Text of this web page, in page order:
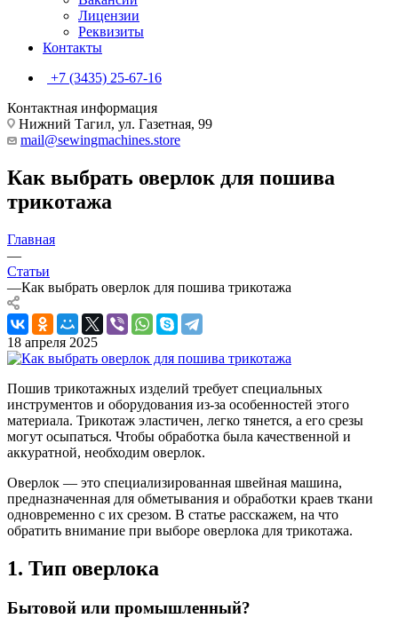
Лицензии
Реквизиты
Контакты
+7 (3435) 25-67-16
Контактная информация
Нижний Тагил, ул. Газетная, 99
mail@sewingmachines.store
Как выбрать оверлок для пошива
трикотажа
Главная
—
Статьи
—Как выбрать оверлок для пошива трикотажа
18 апреля 2025
Пошив трикотажных изделий требует специальных
инструментов и оборудования из-за особенностей этого
материала. Трикотаж эластичен, легко тянется, а его срезы
могут осыпаться. Чтобы обработка была качественной и
аккуратной, необходим оверлок.
Оверлок — это специализированная швейная машина,
предназначенная для обметывания и обработки краев ткани
одновременно с их срезом. В статье расскажем, на что
обратить внимание при выборе оверлока для трикотажа.
1. Тип оверлока
Бытовой или промышленный?